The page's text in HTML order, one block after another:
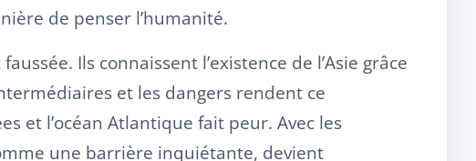
de penser l’humanité.
Ils connaissent l’existence de l’Asie grâce
et les dangers rendent ce
et l’océan Atlantique fait peur. Avec les
une barrière inquiétante, devient